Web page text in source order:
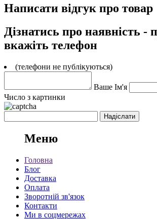
Написати відгук про товар
Дізнатись про наявність -
вкажіть телефон
(телефони не публікуються)
Ваше Ім'я
Число з картинки
Меню
Головна
Блог
Доставка
Оплата
Зворотній зв'язок
Контакти
Ми в соцмережах